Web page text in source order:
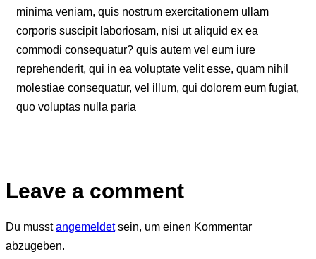
minima veniam, quis nostrum exercitationem ullam
corporis suscipit laboriosam, nisi ut aliquid ex ea
commodi consequatur? quis autem vel eum iure
reprehenderit, qui in ea voluptate velit esse, quam nihil
molestiae consequatur, vel illum, qui dolorem eum fugiat,
quo voluptas nulla paria
Leave a comment
Du musstangemeldetsein, um einen Kommentar
abzugeben.